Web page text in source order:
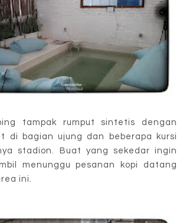
tampak rumput sintetis dengan
di bagian ujung dan beberapa kursi
stadion. Buat yang sekedar ingin
menunggu pesanan kopi datang
ini.